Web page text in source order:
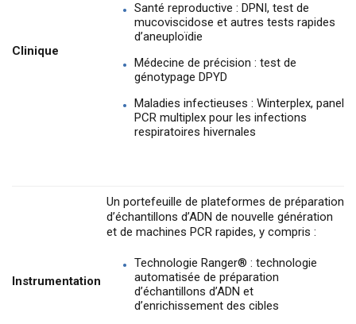
Clinique
Santé reproductive : DPNI, test de
mucoviscidose et autres tests rapides
d’aneuploïdie
Médecine de précision : test de
génotypage DPYD
Maladies infectieuses : Winterplex, panel
PCR multiplex pour les infections
respiratoires hivernales
Instrumentation
Un portefeuille de plateformes de préparation
d’échantillons d’ADN de nouvelle génération
et de machines PCR rapides, y compris :
Technologie Ranger® : technologie
automatisée de préparation
d’échantillons d’ADN et
d’enrichissement des cibles